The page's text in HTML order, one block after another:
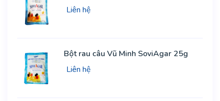
Liên hệ
Bột rau câu Vũ Minh SoviAgar 25g
Liên hệ